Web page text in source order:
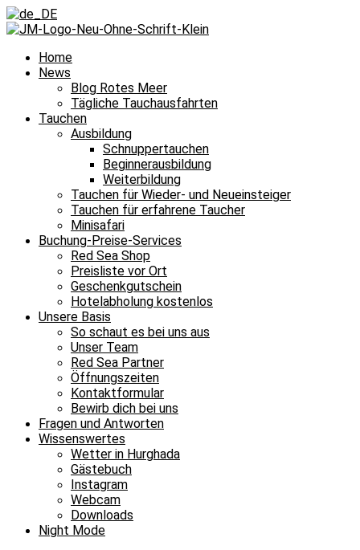
Home
News
Blog Rotes Meer
Tägliche Tauchausfahrten
Tauchen
Ausbildung
Schnuppertauchen
Beginnerausbildung
Weiterbildung
Tauchen für Wieder- und Neueinsteiger
Tauchen für erfahrene Taucher
Minisafari
Buchung-Preise-Services
Red Sea Shop
Preisliste vor Ort
Geschenkgutschein
Hotelabholung kostenlos
Unsere Basis
So schaut es bei uns aus
Unser Team
Red Sea Partner
Öffnungszeiten
Kontaktformular
Bewirb dich bei uns
Fragen und Antworten
Wissenswertes
Wetter in Hurghada
Gästebuch
Instagram
Webcam
Downloads
Night Mode